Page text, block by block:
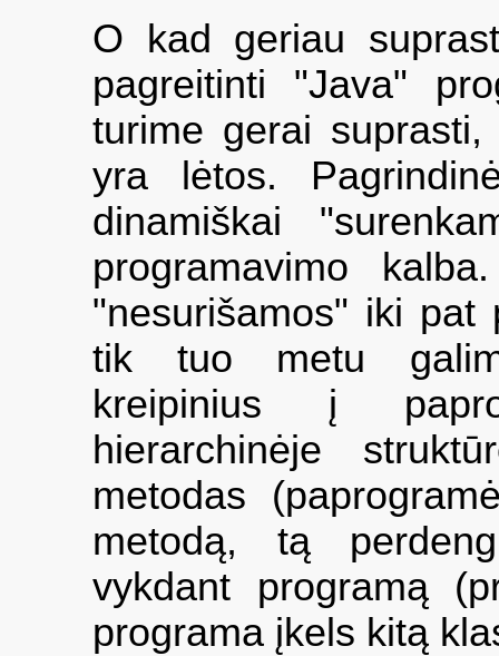
O kad geriau
pagreitinti "Java"
turime gerai
yra lėtos.
dinamiškai
programavimo
"nesurišamos" iki pat
tik tuo metu
kreipinius į
hierarchinėje
metodas
metodą, tą
vykdant programą
programa įkels kitą